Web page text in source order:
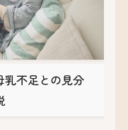
乳不足との見分